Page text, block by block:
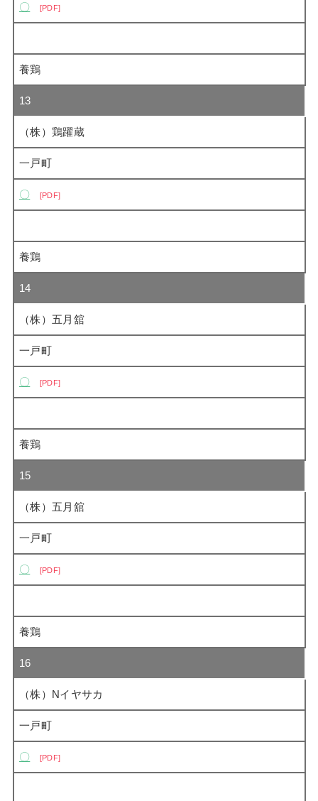
〇 PDF
養鶏
13
（株）鶏躍蔵
一戸町
〇 PDF
養鶏
14
（株）五月舘
一戸町
〇 PDF
養鶏
15
（株）五月舘
一戸町
〇 PDF
養鶏
16
（株）Nイヤサカ
一戸町
〇 PDF